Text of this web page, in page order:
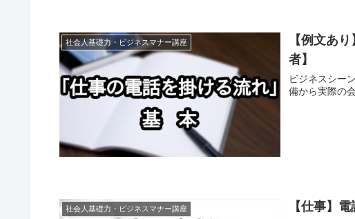
社会人基礎力・ビジネスマナー講座
【例文あ
者】
ビジネスシー
備から実際の
社会人基礎力・ビジネスマナー講座 【仕事】